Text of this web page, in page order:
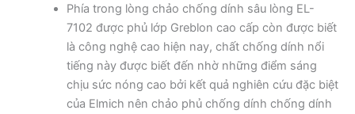
Phía trong lòng chảo chống dính sâu lòng EL-
7102 được phủ lớp Greblon cao cấp còn được biết
là công nghệ cao hiện nay, chất chống dính nổi
tiếng này được biết đến nhờ những điểm sáng
chịu sức nóng cao bởi kết quả nghiên cứu đặc biệt
của Elmich nên chảo phủ chống dính chống dính